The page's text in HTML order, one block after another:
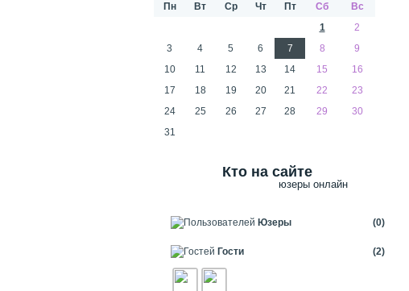
Пн Вт Ср Чт Пт Сб
Вс
1
2
3
4 5 6 7 8
9
10
11 12 13 14 15
16
17
18 19 20 21 22
23
24
25 26 27 28 29
30
31
Кто на сайте
юзеры онлайн
Юзеры (0)
Гости (2)